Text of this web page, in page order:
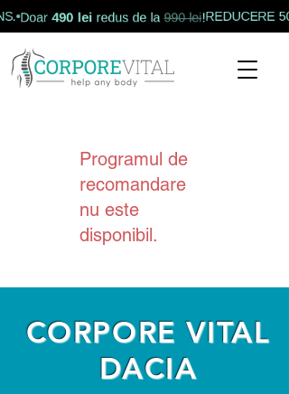
Programul de
recomandare
nu este
disponibil.
CORPORE VITAL
DACIA
Doar 490 leiredus de la 990 lei!REDUCERE